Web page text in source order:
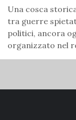
Una cosca
tra guerre
politici, ancora
organizzato nel